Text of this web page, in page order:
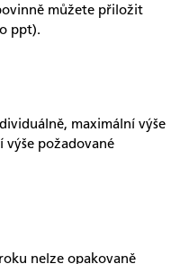
můžete přiložit
ppt).
maximální výše
výše požadované
nelze opakovaně